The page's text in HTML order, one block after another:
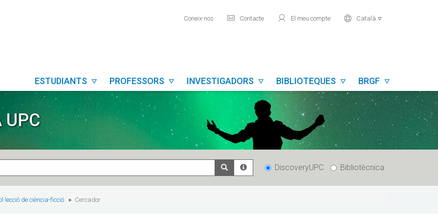
Coneix-nos mail Contacte user El meu compte world Català 
ESTUDIANTS  PROFESSORS  INVESTIGADORS  BIBLIOTEQUES  BRGF 
UPC
DiscoveryUPC Bibliotècnica
de ciència-ficció Cercador